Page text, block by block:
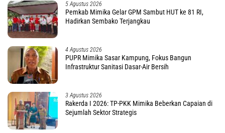
5 Agustus 2026
Pemkab Mimika Gelar GPM Sambut HUT ke 81 RI,
Hadirkan Sembako Terjangkau
4 Agustus 2026
PUPR Mimika Sasar Kampung, Fokus Bangun
Infrastruktur Sanitasi Dasar-Air Bersih
3 Agustus 2026
Rakerda I 2026: TP-PKK Mimika Beberkan Capaian di
Sejumlah Sektor Strategis